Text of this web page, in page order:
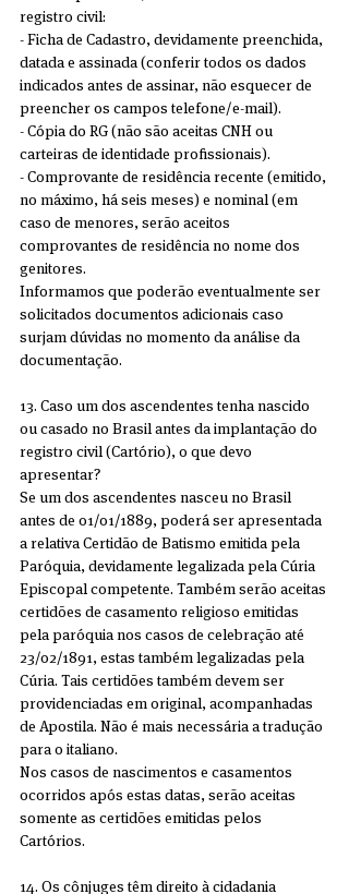
registro civil:
- Ficha de Cadastro, devidamente preenchida,
datada e assinada (conferir todos os dados
indicados antes de assinar, não esquecer de
preencher os campos telefone/e-mail).
- Cópia do RG (não são aceitas CNH ou
carteiras de identidade profissionais).
- Comprovante de residência recente (emitido,
no máximo, há seis meses) e nominal (em
caso de menores, serão aceitos
comprovantes de residência no nome dos
genitores.
Informamos que poderão eventualmente ser
solicitados documentos adicionais caso
surjam dúvidas no momento da análise da
documentação.
13. Caso um dos ascendentes tenha nascido
ou casado no Brasil antes da implantação do
registro civil (Cartório), o que devo
apresentar?
Se um dos ascendentes nasceu no Brasil
antes de 01/01/1889, poderá ser apresentada
a relativa Certidão de Batismo emitida pela
Paróquia, devidamente legalizada pela Cúria
Episcopal competente. Também serão aceitas
certidões de casamento religioso emitidas
pela paróquia nos casos de celebração até
23/02/1891, estas também legalizadas pela
Cúria. Tais certidões também devem ser
providenciadas em original, acompanhadas
de Apostila. Não é mais necessária a tradução
para o italiano.
Nos casos de nascimentos e casamentos
ocorridos após estas datas, serão aceitas
somente as certidões emitidas pelos
Cartórios.
14. Os cônjuges têm direito à cidadania